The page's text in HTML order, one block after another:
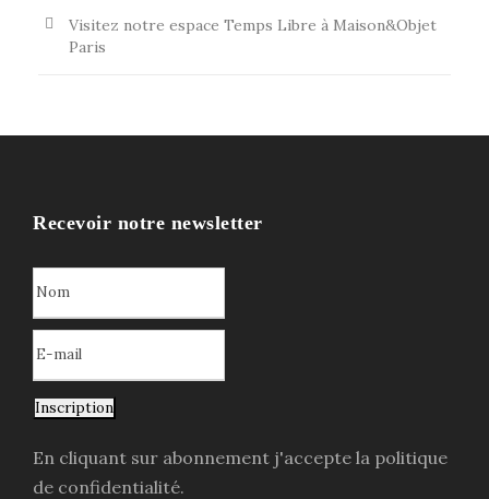
Visitez notre espace Temps Libre à Maison&Objet
Paris
Recevoir notre newsletter
Inscription
En cliquant sur abonnement j'accepte la politique
de confidentialité.